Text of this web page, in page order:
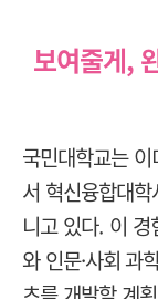
보여줄게,
국민대학교는 이
서 혁신융합대학
니고 있다. 이 경
와 인문·사회 과
츠를 개발할 계